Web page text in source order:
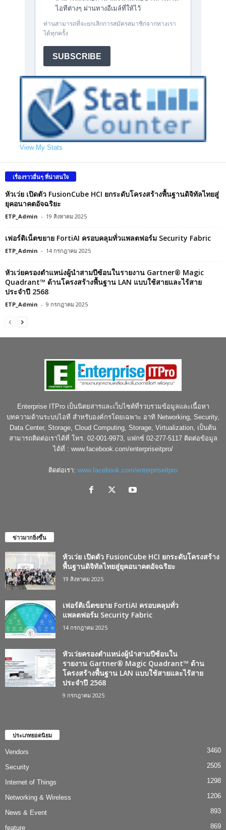
View My Stats
เรื่องราวอื่นๆ ที่น่าสนใจ
หัวเว่ย เปิดตัว FusionCube HCI ยกระดับโครงสร้างพื้นฐานดิจิทัลไทยสู่
ยุคอนาคตอัจฉริยะ
ETP_Admin - 19 สิงหาคม 2025
เฟอร์ติเน็ตขยาย FortiAI ครอบคลุมทั่วแพลตฟอร์ม Security Fabric
ETP_Admin - 14 กรกฎาคม 2025
หัวเว่ยครองตำแหน่งผู้นำสามปีซ้อนในรายงาน Gartner® Magic
Quadrant™ ด้านโครงสร้างพื้นฐาน LAN แบบใช้สายและไร้สาย
ประจำปี 2568
ETP_Admin - 9 กรกฎาคม 2025
Enterprise ITPro เป็นนิตยสารและเว็บไซต์ที่รวบรวมข้อมูลและเนื้อหา
บทความด้านระบบไอที สำหรับองค์กรโดยเฉพาะ อาทิ Networking, Security,
Data Center, Storage, Cloud Computing, Storage, Virtualization, เป็นต้น
สามารถติดต่อเราได้ที่ โทร. 02-001-9973, แฟกซ์ 02-277-5117 ติดต่อข้อมูล
ได้ที่ : www.facebook.com/enterpriseitpro/
ติดต่อเรา: www.facebook.com/enterpriseitpro
ข่าวมากยิ่งขึ้น
หัวเว่ย เปิดตัว FusionCube HCI ยกระดับโครงสร้าง
พื้นฐานดิจิทัลไทยสู่ยุคอนาคตอัจฉริยะ
19 สิงหาคม 2025
เฟอร์ติเน็ตขยาย FortiAI ครอบคลุมทั่ว
แพลตฟอร์ม Security Fabric
14 กรกฎาคม 2025
หัวเว่ยครองตำแหน่งผู้นำสามปีซ้อนใน
รายงาน Gartner® Magic Quadrant™ ด้าน
โครงสร้างพื้นฐาน LAN แบบใช้สายและไร้สาย
ประจำปี 2568
9 กรกฎาคม 2025
ประเภทยอดนิยม
Vendors 3460
Security 2505
Internet of Things 1298
Networking & Wireless 1206
News & Event 893
feature 869